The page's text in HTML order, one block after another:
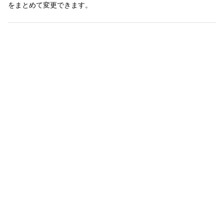
をまとめて変更できます。